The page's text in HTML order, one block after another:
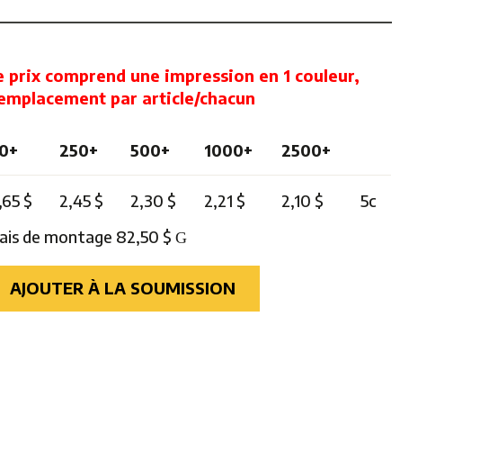
prix comprend une impression en 1 couleur,
par article/chacun
250+ 500+ 1000+ 2500+
$ 2,45 $ 2,30 $ 2,21 $ 2,10 $
5c
de montage 82,50 $G
AJOUTER À LA SOUMISSION